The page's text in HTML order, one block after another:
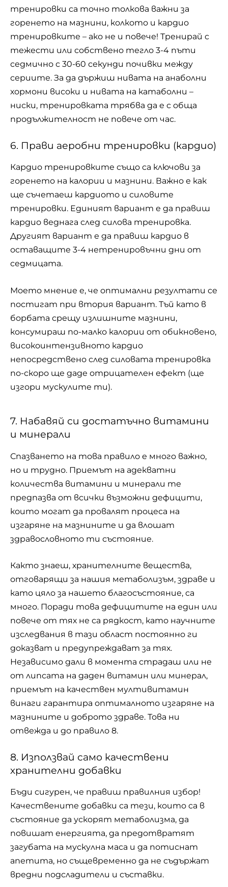
тренировки са точно толкова важни за
горенето на мазнини, колкото и кардио
тренировките – ако не и повече! Тренирай с
тежести или собствено тегло 3-4 пъти
седмично с 30-60 секунди почивки между
сериите. За да държиш нивата на анаболни
хормони високи и нивата на катаболни –
ниски, тренировката трябва да е с обща
продължителност не повече от час.
6. Прави аеробни тренировки (кардио)
Кардио тренировките също са ключови за
горенето на калории и мазнини. Важно е как
ще съчетаеш кардиото и силовите
тренировки. Единият вариант е да правиш
кардио веднага след силова тренировка.
Другият вариант е да правиш кардио в
оставащите 3-4 нетренировъчни дни от
седмицата.
Моето мнение е, че оптимални резултати се
постигат при втория вариант. Тъй като в
борбата срещу излишните мазнини,
консумираш по-малко калории от обикновено,
високоинтензивното кардио
непосредствено след силовата тренировка
по-скоро ще даде отрицателен ефект (ще
изгори мускулите ти).
7. Набавяй си достатъчно витамини
и минерали
Спазването на това правило е много важно,
но и трудно. Приемът на адекватни
количества витамини и минерали те
предпазва от всички възможни дефицити,
които могат да провалят процеса на
изгаряне на мазнините и да влошат
здравословното ти състояние.
Както знаеш, хранителните вещества,
отговарящи за нашия метаболизъм, здраве и
като цяло за нашето благосъстояние, са
много. Поради това дефицитите на един или
повече от тях не са рядкост, като научните
изследвания в тази област постоянно ги
доказват и предупреждават за тях.
Независимо дали в момента страдаш или не
от липсата на даден витамин или минерал,
приемът на качествен мултивитамин
винаги гарантира оптималното изгаряне на
мазнините и доброто здраве. Това ни
отвежда и до правило 8.
8. Използвай само качествени
хранителни добавки
Бъди сигурен, че правиш правилния избор!
Качествените добавки са тези, които са в
състояние да ускорят метаболизма, да
повишат енергията, да предотвратят
загубата на мускулна маса и да потиснат
апетита, но същевременно да не съдържат
вредни подсладители и съставки.